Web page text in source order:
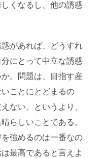
くなるし、他の誘惑
があれば、どうすれ
にとって中立な誘惑
。問題は、目指す産
ことにとどまるの
ない。というより、
らしいことである。
強めるのは一番なの
最高であると言えよ